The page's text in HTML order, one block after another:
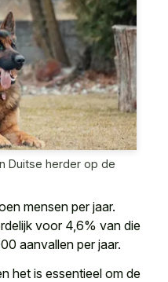
Duitse herder op de
mensen per jaar.
voor 4,6% van die
aanvallen per jaar.
het is essentieel om de